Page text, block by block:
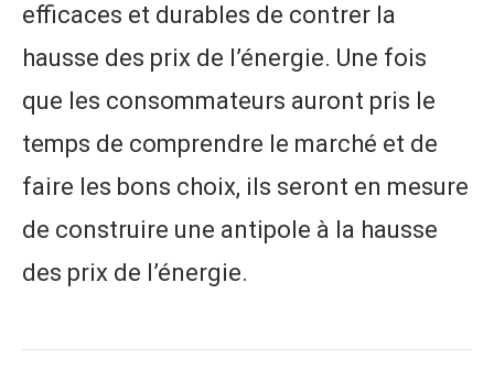
efficaces et durables de contrer la
hausse des prix de l’énergie. Une fois
que les consommateurs auront pris le
temps de comprendre le marché et de
faire les bons choix, ils seront en mesure
de construire une antipole à la hausse
des prix de l’énergie.